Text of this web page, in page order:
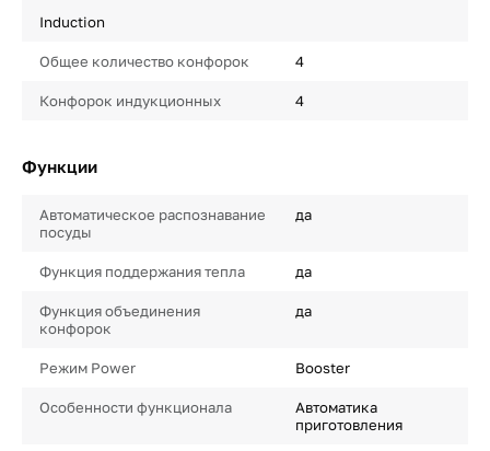
Induction
Общее количество конфорок 4
Конфорок индукционных 4
Функции
Автоматическое распознавание
посуды
да
Функция поддержания тепла да
Функция объединения
конфорок
да
Режим Power Booster
Особенности функционала
Автоматика
приготовления